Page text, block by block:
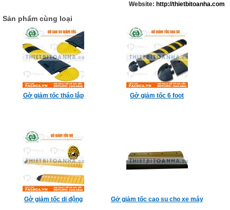
Website: http://thietbitoanha.com
Sản phẩm cùng loại
Gờ giảm tốc tháo lắp Gờ giảm tốc 6 foot
Gờ giảm tốc di động Gở giảm tốc cao su cho xe máy